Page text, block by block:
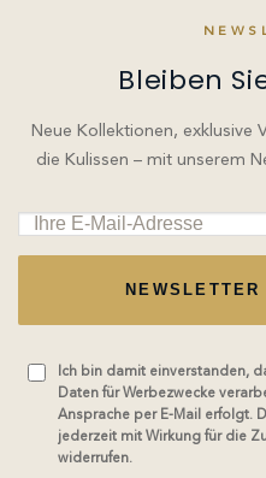
Bleiben
Neue Kollektionen, exklusive
die Kulissen – mit unserem
NEWSLETTER
Ich bin damit einverstanden,
Daten für Werbezwecke
Ansprache per E-Mail erfolgt.
jederzeit mit Wirkung für die
widerrufen.